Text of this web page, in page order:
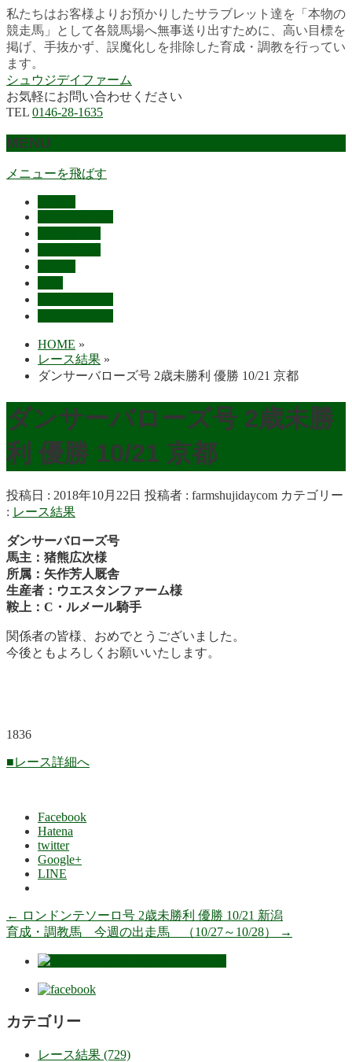
私たちはお客様よりお預かりしたサラブレット達を「本物の
競走馬」として各競馬場へ無事送り出すために、高い目標を
掲げ、手抜かず、誤魔化しを排除した育成・調教を行ってい
ます。
シュウジデイファーム
お気軽にお問い合わせください
TEL 0146-28-1635
MENU
メニューを飛ばす
HOME »
レース結果 »
ダンサーバローズ号 2歳未勝利 優勝 10/21 京都
ダンサーバローズ号 2歳未勝
利 優勝 10/21 京都
投稿日 : 2018年10月22日 投稿者 : farmshujidaycom カテゴリー
: レース結果
ダンサーバローズ号
馬主：猪熊広次様
所属：矢作芳人厩舎
生産者：ウエスタンファーム様
鞍上：C・ルメール騎手
関係者の皆様、おめでとうございました。
今後ともよろしくお願いいたします。
1836
■レース詳細へ
Facebook
Hatena
twitter
Google+
LINE
← ロンドンテソーロ号 2歳未勝利 優勝 10/21 新潟
育成・調教馬 今週の出走馬 （10/27～10/28）
→
カテゴリー
レース結果 (729)